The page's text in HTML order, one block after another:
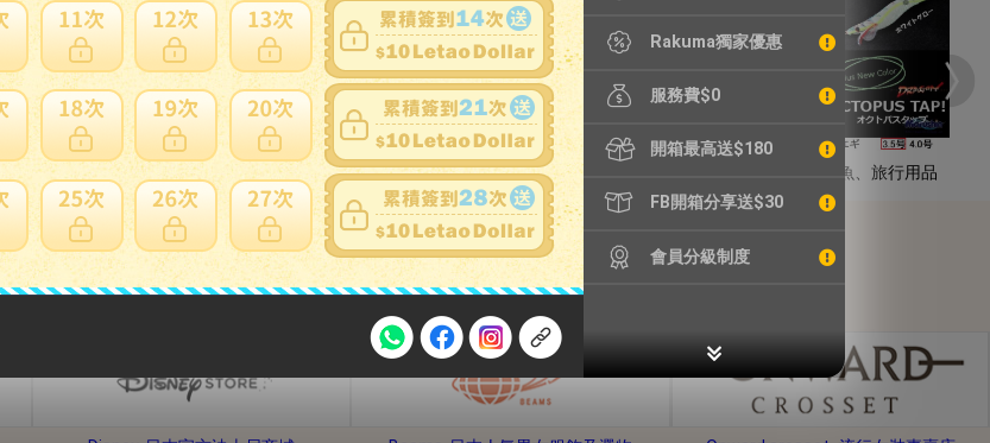
Rakuma獨家優惠
服務費$0
開箱最高送$180
FB開箱分享送$30
會員分級制度
手機、平板、電腦 相機、電視音響 家庭電器 戶外、釣魚、旅行用品
熱門網站